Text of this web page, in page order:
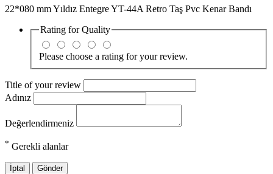
22*080 mm Yıldız Entegre YT-44A Retro Taş Pvc Kenar Bandı
Rating forQuality
Please choose a rating for your review.
Title of your review
Adınız
Değerlendirmeniz
* Gerekli alanlar
İptal Gönder